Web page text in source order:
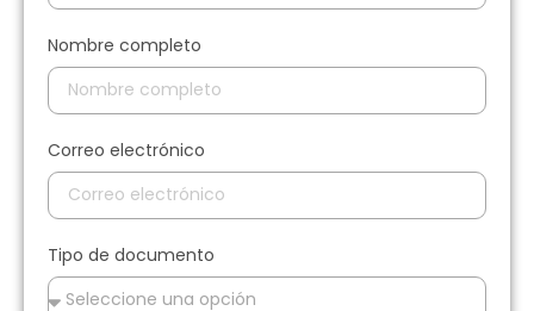
Nombre completo
Correo electrónico
Tipo de documento